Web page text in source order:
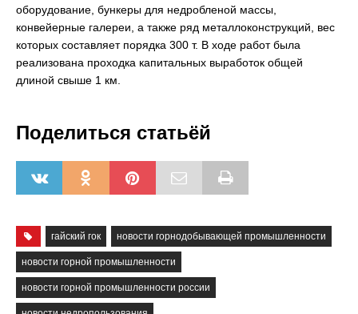
оборудование, бункеры для недробленой массы,
конвейерные галереи, а также ряд металлоконструкций, вес
которых составляет порядка 300 т. В ходе работ была
реализована проходка капитальных выработок общей
длиной свыше 1 км.
Поделиться статьёй
гайский гок новости горнодобывающей промышленности
новости горной промышленности
новости горной промышленности россии